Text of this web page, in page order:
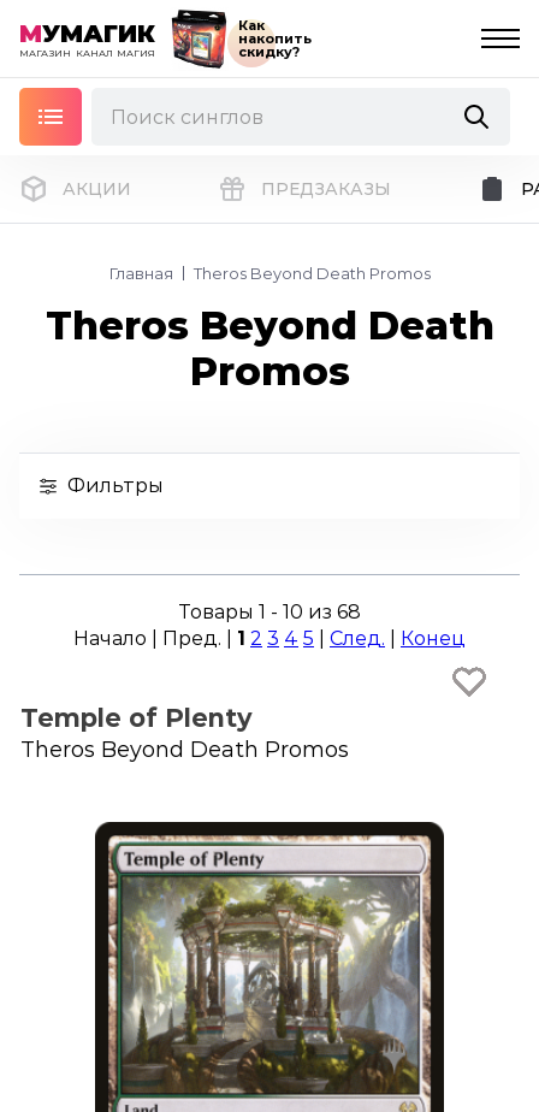
МУМАГИК
МАГАЗИН КАНАЛ МАГИЯ
Как
накопить
скидку?
АКЦИИ ПРЕДЗАКАЗЫ
Главная Theros Beyond Death Promos
Theros Beyond Death
Promos
Фильтры
Товары 1 - 10 из 68
Начало | Пред. | 1 2 3 4 5 След. Конец
Temple of Plenty
Theros Beyond Death Promos